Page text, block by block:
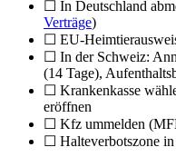
Als erfahrenes
Umzug Berlinin die Schweiz
günstige Beiladung.
Angebot an.
Umzug in die Schweiz ·
Bereit für Ihren